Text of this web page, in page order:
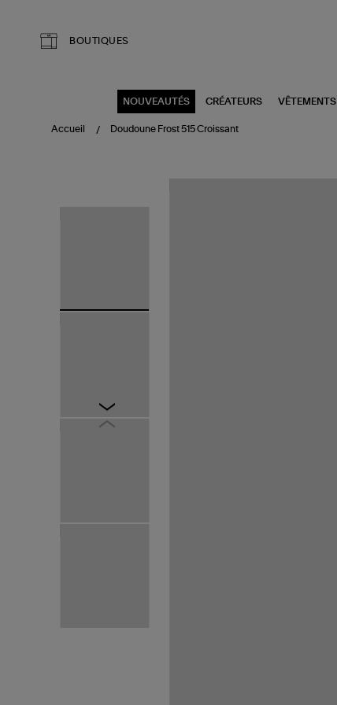
BOUTIQUES
NOUVEAUTÉS CRÉATEURS VÊTEMENTS
Accueil Doudoune Frost 515 Croissant